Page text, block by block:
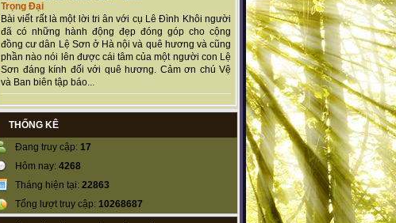
Trọng Đại
Bài viết rất là một lời tri ân với cụ Lê Đình Khôi người
đã có những hành động đẹp đóng góp cho cộng
đồng cư dân Lệ Sơn ở Hà nội và quê hương và cũng
phần nào nói lên được cái tâm của một người con Lệ
Sơn đáng kính đối với quê hương. Cảm ơn chú Vệ
và Ban biên tập báo...
THỐNG KÊ
Đang truy cập: 17
Hôm nay: 4268
Tháng hiện tại: 22863
Tổng lượt truy cập: 10268687